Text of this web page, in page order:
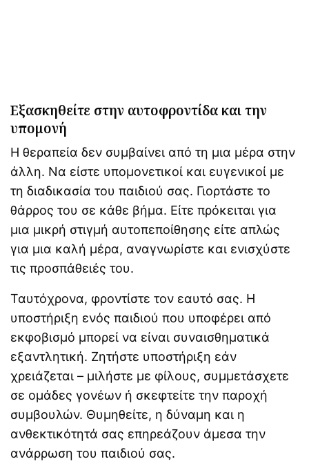
Εξασκηθείτε στην αυτοφροντίδα και την
υπομονή
Η θεραπεία δεν συμβαίνει από τη μια μέρα στην
άλλη. Να είστε υπομονετικοί και ευγενικοί με
τη διαδικασία του παιδιού σας. Γιορτάστε το
θάρρος του σε κάθε βήμα. Είτε πρόκειται για
μια μικρή στιγμή αυτοπεποίθησης είτε απλώς
για μια καλή μέρα, αναγνωρίστε και ενισχύστε
τις προσπάθειές του.
Ταυτόχρονα, φροντίστε τον εαυτό σας. Η
υποστήριξη ενός παιδιού που υποφέρει από
εκφοβισμό μπορεί να είναι συναισθηματικά
εξαντλητική. Ζητήστε υποστήριξη εάν
χρειάζεται – μιλήστε με φίλους, συμμετάσχετε
σε ομάδες γονέων ή σκεφτείτε την παροχή
συμβουλών. Θυμηθείτε, η δύναμη και η
ανθεκτικότητά σας επηρεάζουν άμεσα την
ανάρρωση του παιδιού σας.